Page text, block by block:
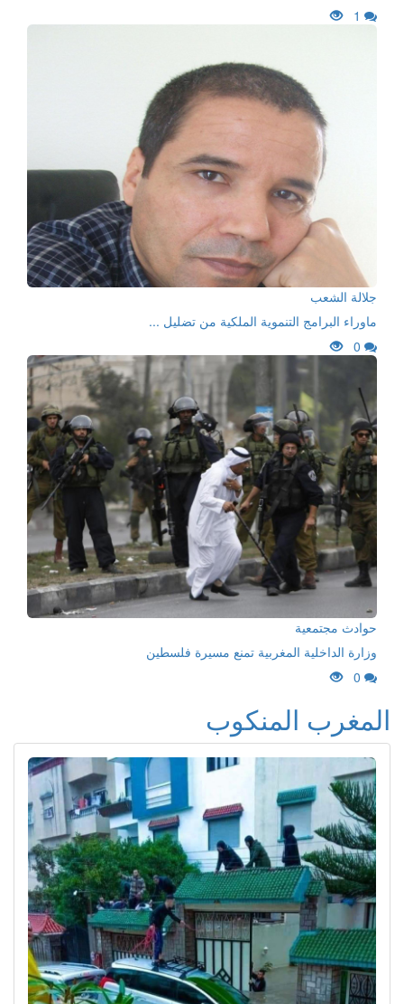
جلالة الشعب
ماوراء البرامج التنموية الملكية من تضليل ...
حوادث مجتمعية
وزارة الداخلية المغربية تمنع مسيرة فلسطين
المغرب المنكوب